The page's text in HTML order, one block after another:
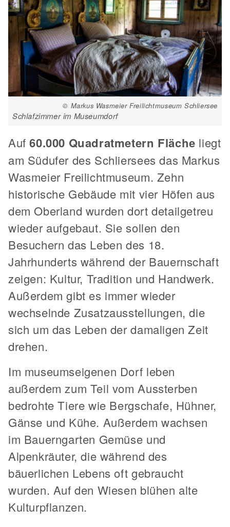
© Markus Wasmeier Freilichtmuseum Schliersee
Schlafzimmer im Museumdorf
Auf60.000 Quadratmetern Fläche liegt
am Südufer des Schliersees das Markus
Wasmeier Freilichtmuseum. Zehn
historische Gebäude mit vier Höfen aus
dem Oberland wurden dort detailgetreu
wieder aufgebaut. Sie sollen den
Besuchern das Leben des 18.
Jahrhunderts während der Bauernschaft
zeigen: Kultur, Tradition und Handwerk.
Außerdem gibt es immer wieder
wechselnde Zusatzausstellungen, die
sich um das Leben der damaligen Zeit
drehen.
Im museumseigenen Dorf leben
außerdem zum Teil vom Aussterben
bedrohte Tiere wie Bergschafe, Hühner,
Gänse und Kühe. Außerdem wachsen
im Bauerngarten Gemüse und
Alpenkräuter, die während des
bäuerlichen Lebens oft gebraucht
wurden. Auf den Wiesen blühen alte
Kulturpflanzen.